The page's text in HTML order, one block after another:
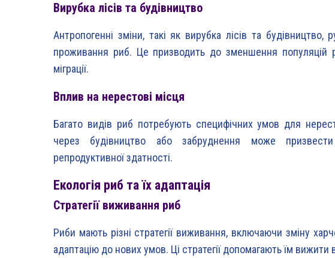
Вирубка лісів та будівництво
Антропогенні зміни, такі як вирубка лісів та будівництво,
проживання риб. Це призводить до зменшення популяцій
міграції.
Вплив на нерестові місця
Багато видів риб потребують специфічних умов для
через будівництво або забруднення може
репродуктивної здатності.
Екологія риб та їх адаптація
Стратегії виживання риб
Риби мають різні стратегії виживання, включаючи зміну
адаптацію до нових умов. Ці стратегії допомагають їм вижити